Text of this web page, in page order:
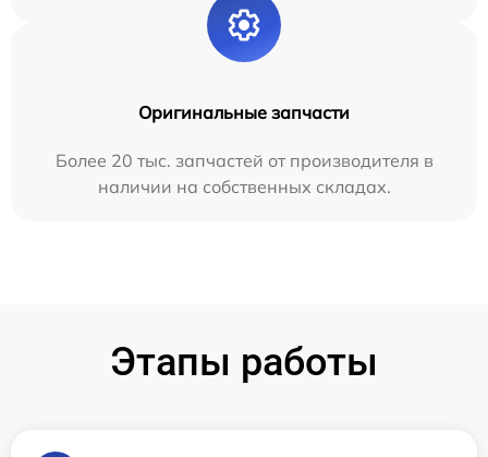
Оригинальные запчасти
Более 20 тыс. запчастей от производителя в
наличии на собственных складах.
Этапы работы